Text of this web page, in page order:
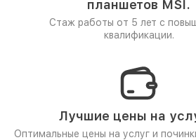
планшетов MSI.
Стаж работы от 5 лет с
квалификации.
Лучшие цены на
Оптимальные цены на услуг и